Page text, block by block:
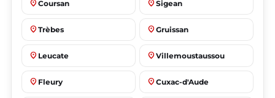
place Coursan place Sigean
place Trèbes place Gruissan
place Leucate place Villemoustaussou
place Fleury place Cuxac-d'Aude